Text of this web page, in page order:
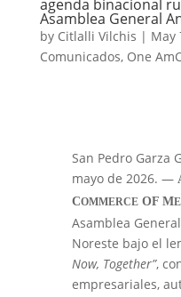
agenda binacional
Asamblea General
by Citlalli Vilchis | May
Comunicados, One
San Pedro Garza
mayo de 2026. —
COMMERCEOF M
Asamblea
Noreste bajo el
Now, Together”,
empresariales,